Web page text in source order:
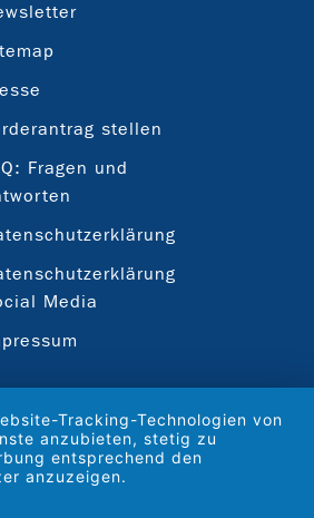
stellen
Fragen und
Media
Tracking-Technologien von
anzubieten, stetig zu
entsprechend den
anzuzeigen.